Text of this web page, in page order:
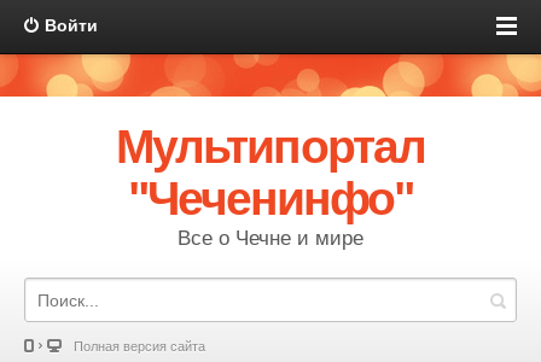
Войти
Мультипортал
"Чеченинфо"
Все о Чечне и мире
Полная версия сайта